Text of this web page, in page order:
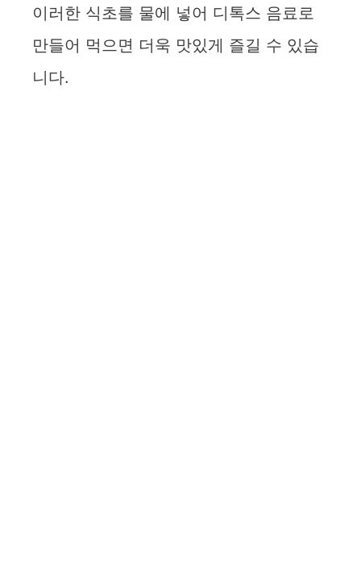
이러한 식초를 물에 넣어 디톡스 음료로
만들어 먹으면 더욱 맛있게 즐길 수 있습
니다.